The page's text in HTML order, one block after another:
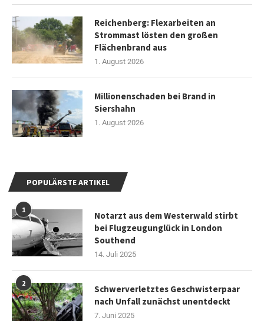
Reichenberg: Flexarbeiten an
Strommast lösten den großen
Flächenbrand aus
1. August 2026
Millionenschaden bei Brand in
Siershahn
1. August 2026
POPULÄRSTE ARTIKEL
1
Notarzt aus dem Westerwald stirbt
bei Flugzeugunglück in London
Southend
14. Juli 2025
2
Schwerverletztes Geschwisterpaar
nach Unfall zunächst unentdeckt
7. Juni 2025